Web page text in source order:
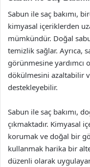
Sabun ile saç bakımı,
kimyasal içeriklerden
mümkündür. Doğal
temizlik sağlar. Ayrıca,
görünmesine yardımcı
dökülmesini azaltabilir
destekleyebilir.
Sabun ile saç bakımı,
çıkmaktadır. Kimyasal
korumak ve doğal bir
kullanmak harika bir
düzenli olarak